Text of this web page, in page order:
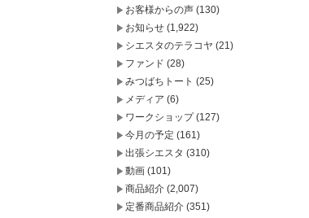
お客様からの声 (130)
お知らせ (1,922)
シエスタのテラコヤ (21)
ファンド (28)
みつばちトート (25)
メディア (6)
ワークショップ(127)
今月の予定 (161)
出張シエスタ (310)
動画 (101)
商品紹介 (2,007)
定番商品紹介 (351)